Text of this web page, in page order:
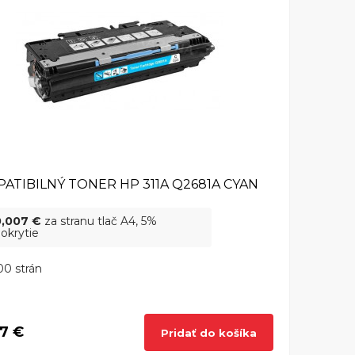
TONER HP 311A Q2681A CYAN
€ za stranu tlač A4, 5%
strán
€ Pridať do košíka